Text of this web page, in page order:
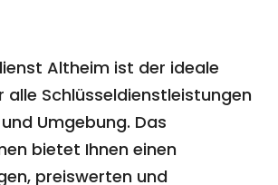
Altheim ist der ideale
alle Schlüsseldienstleistungen
Umgebung. Das
bietet Ihnen einen
preiswerten und